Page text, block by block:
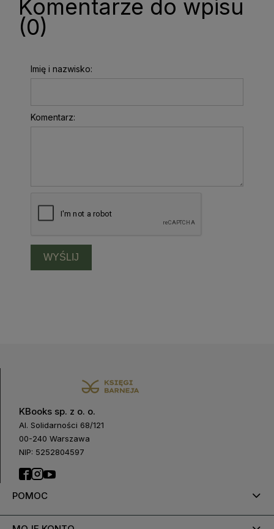
Komentarze do wpisu
(0)
Imię i nazwisko:
Komentarz:
WYŚLIJ
POMOC
KBooks sp. z o. o.
Al. Solidarności 68/121
00-240 Warszawa
NIP: 5252804597